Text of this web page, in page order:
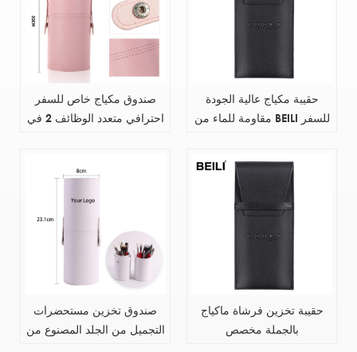
صندوق مكياج خاص للسفر
احترافي متعدد الوظائف 2 في
مخصصة
حقيبة مكياج عالية الجودة
مقاومة للماء من BEILI للسفر
بملصق خاص منخفض موك
صندوق تخزين مستحضرات
التجميل من الجلد المصنوع من
حقيبة تخزين فرشاة ماكياج
بالجملة مخصص